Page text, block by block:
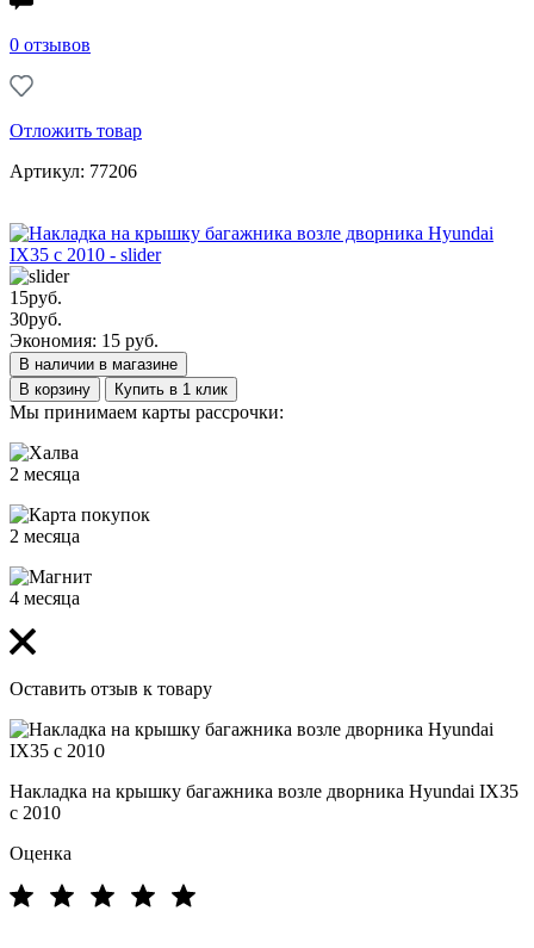
0 отзывов
Отложить товар
Артикул: 77206
15руб.
30руб.
Экономия: 15 руб.
В наличии в магазине
В корзину
Купить в 1 клик
Мы принимаем карты рассрочки:
2 месяца
2 месяца
4 месяца
Оставить отзыв к товару
Накладка на крышку багажника возле дворника Hyundai IX35
с 2010
Оценка